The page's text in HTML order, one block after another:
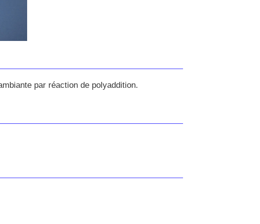
par réaction de polyaddition.